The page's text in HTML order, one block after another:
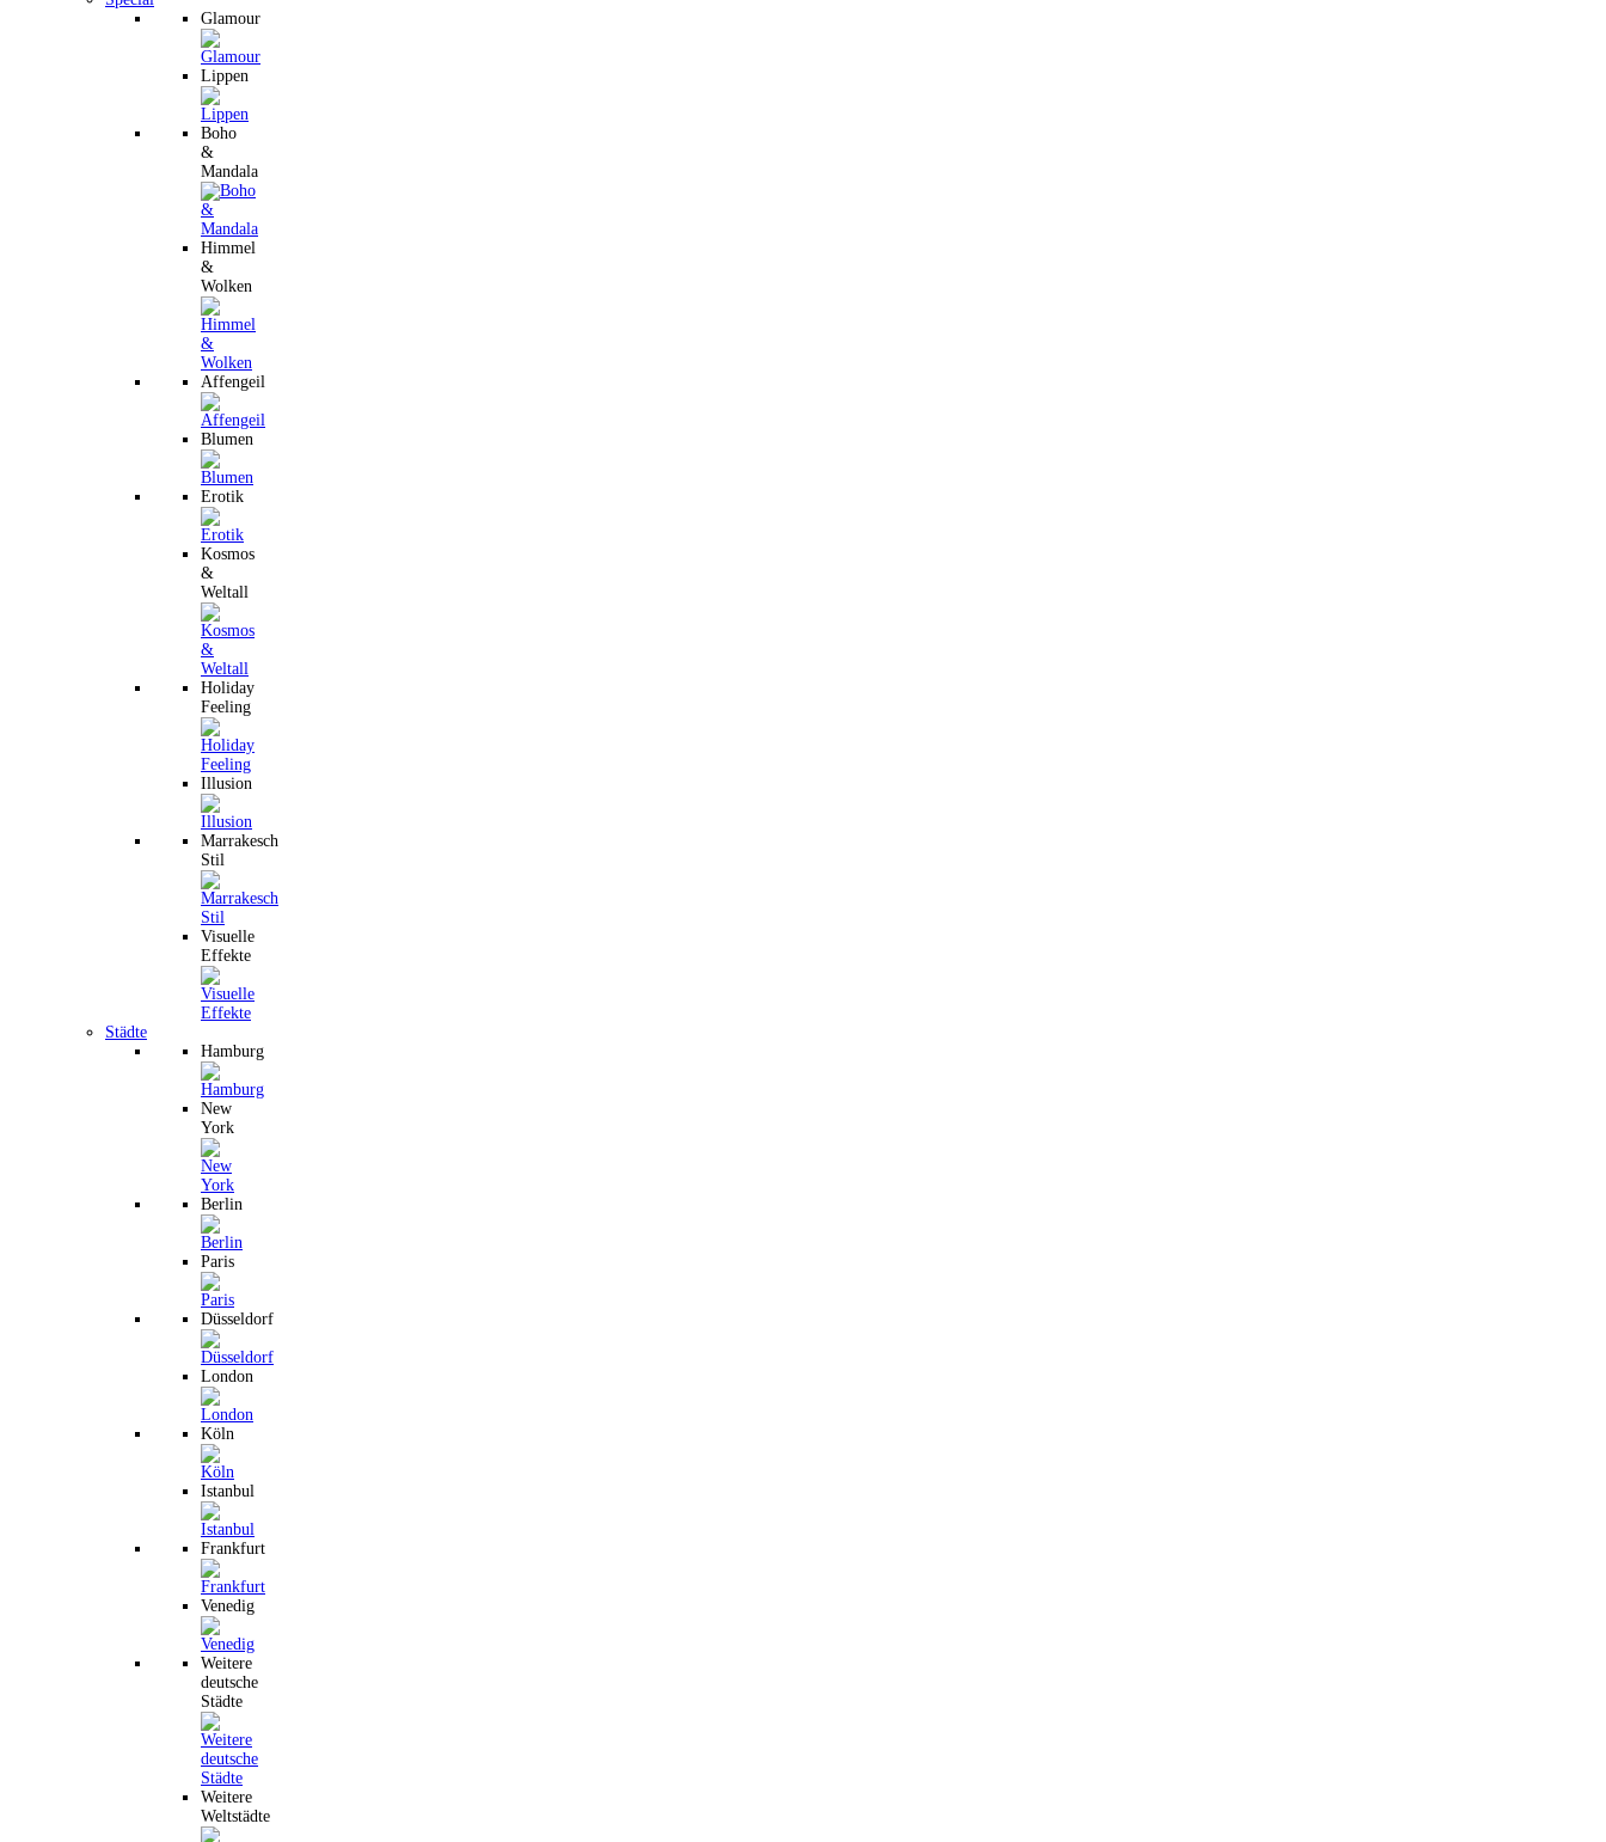
Glamour
Lippen
Boho
&
Mandala
Himmel
&
Wolken
Affengeil
Blumen
Erotik
Kosmos
&
Weltall
Holiday
Feeling
Illusion
Marrakesch
Stil
Visuelle
Effekte
Städte
Hamburg
New
York
Berlin
Paris
Düsseldorf
London
Köln
Istanbul
Frankfurt
Venedig
Weitere
deutsche
Städte
Weitere
Weltstädte